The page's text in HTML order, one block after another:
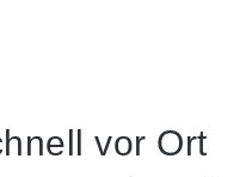
vor Ort